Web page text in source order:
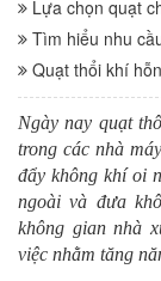
Lựa chọn quạt
Tìm hiểu nhu
Quạt thổi khí
Ngày nay quạt
trong các nhà
đẩy không khí oi
ngoài và đưa
không gian nhà
việc nhằm tăng